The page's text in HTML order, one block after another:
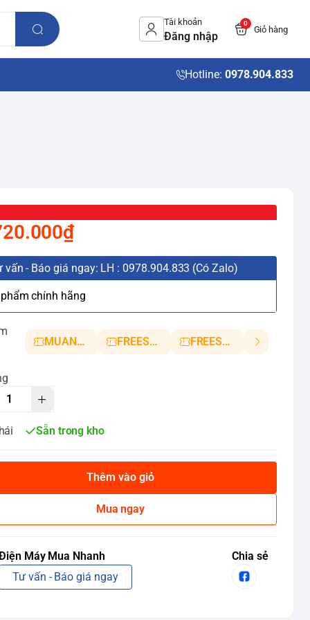
Tài khoản
Đăng nhập
0
Giỏ hàng
Hotline: 0978.904.833
vấn - Báo giá ngay: LH : 0978.904.833 (Có Zalo)
chính hãng
MUANHANH01 FREESHIP5 FREESHIP10
Sẵn trong kho
Thêm vào giỏ
Mua ngay
Máy Mua Nhanh
Tư vấn - Báo giá ngay
Chia sẻ